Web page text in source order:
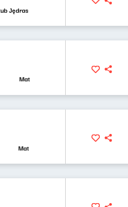
Jędras
Mateusz Andruszkiewicz, Zuzanna Iłenda
Mateusz Andruszkiewicz, Klaudiusz Slezak